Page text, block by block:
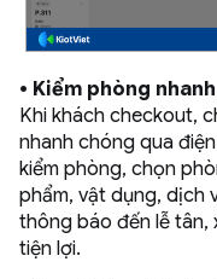
• Kiểm phòng
Khi khách checkout,
nhanh chóng qua
kiểm phòng, chọn
phẩm, vật dụng, dịch
thông báo đến lễ tân,
tiện lợi.